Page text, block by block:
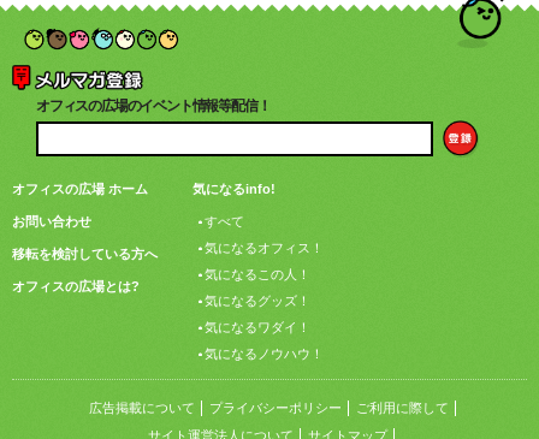
オフィスの広場のイベント情報等配信！
オフィスの広場 ホーム
お問い合わせ
移転を検討している方へ
オフィスの広場とは?
気になるinfo!
すべて
気になるオフィス！
気になるこの人！
気になるグッズ！
気になるワダイ！
気になるノウハウ！
広告掲載について プライバシーポリシー
ご利用に際して
サイト運営法人について
サイトマップ